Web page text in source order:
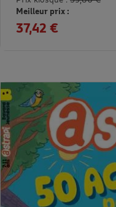
Meilleur prix :
37,42 €